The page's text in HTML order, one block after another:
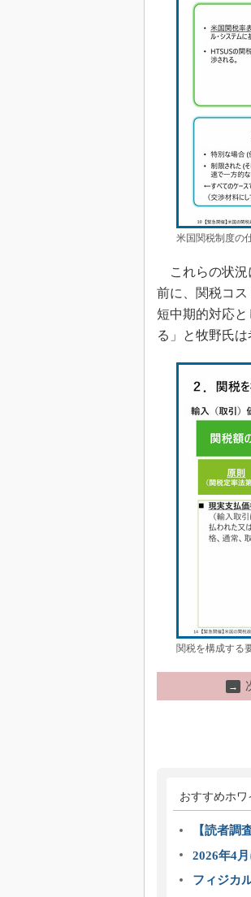
米国関税制度の
これらの状況
前に、関税コス
短中期的対応
る」と牧野氏は
関税を構成する
→
おすすめホ
【読者調
2026年4
フィジカ